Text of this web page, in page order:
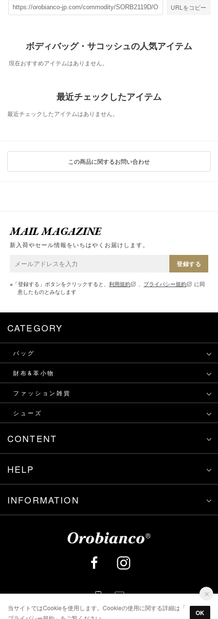
URLをコピー
ボディバッグ・サコッシュの人気アイテム
現在おすすめアイテムはありません。
最近チェックしたアイテム
最近チェックしたアイテムはありません。
この商品に関するお問い合わせ
MAIL MAGAZINE
新入荷やセール情報をいちはやくお届けします。
登録する
※「登録する」ボタンをクリックすると、 利用規約 、 プライバシー規約
に同
意したものとみなします
CATEGORY
バッグ
財布&革小物
ファッション雑貨
シューズ
CONTENT
HELP
INFORMATION
当サイトではCookieを使用します。Cookieの使用に関する詳細は「
OK